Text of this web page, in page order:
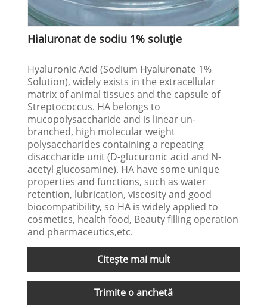
Hialuronat de sodiu 1% soluție
Hyaluronic Acid (Sodium Hyaluronate 1%
Solution), widely exists in the extracellular
matrix of animal tissues and the capsule of
Streptococcus. HA belongs to
mucopolysaccharide and is linear un-
branched, high molecular weight
polysaccharides containing a repeating
disaccharide unit (D-glucuronic acid and N-
acetyl glucosamine). HA have some unique
properties and functions, such as water
retention, lubrication, viscosity and good
biocompatibility, so HA is widely applied to
cosmetics, health food, Beauty filling operation
and pharmaceutics,etc.
Citeşte mai mult
Trimite o anchetă